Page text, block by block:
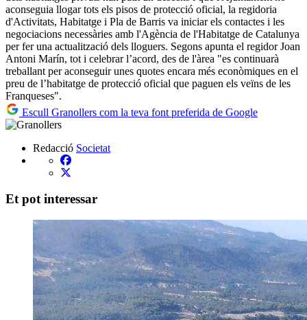
aconseguia llogar tots els pisos de protecció oficial, la regidoria
d'Activitats, Habitatge i Pla de Barris va iniciar els contactes i les
negociacions necessàries amb l'Agència de l'Habitatge de Catalunya
per fer una actualització dels lloguers. Segons apunta el regidor Joan
Antoni Marín, tot i celebrar l’acord, des de l'àrea "es continuarà
treballant per aconseguir unes quotes encara més econòmiques en el
preu de l’habitatge de protecció oficial que paguen els veïns de les
Franqueses".
Escull Granollers com la teva font preferida de Google
Redacció Societat
Et pot interessar